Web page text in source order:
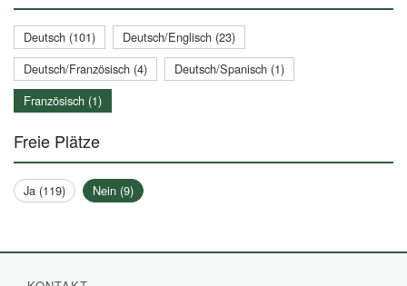
Deutsch (101)
Deutsch/Englisch (23)
Deutsch/Französisch (4)
Deutsch/Spanisch (1)
Französisch (1)
Freie Plätze
Ja (119) Nein (9)